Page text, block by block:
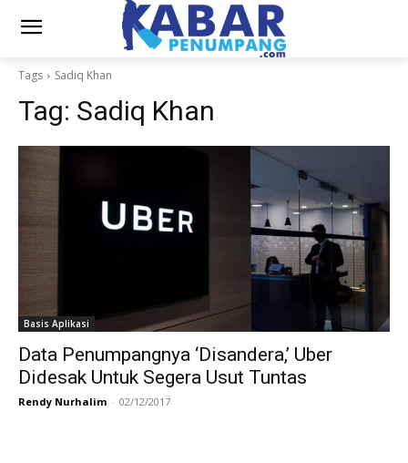
Tags Sadiq Khan
Tag: Sadiq Khan
Basis Aplikasi
Data Penumpangnya ‘Disandera,’ Uber
Didesak Untuk Segera Usut Tuntas
Rendy Nurhalim - 02/12/2017